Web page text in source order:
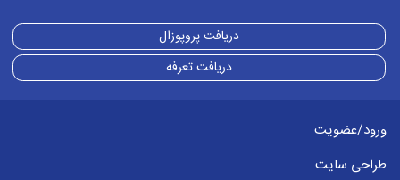
دریافت پروپوزال
دریافت تعرفه
ورود/عضویت
طراحی سایت